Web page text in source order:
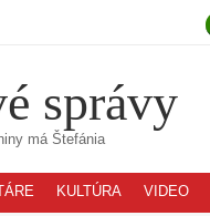
správy
má Štefánia
KULTÚRA VIDEO